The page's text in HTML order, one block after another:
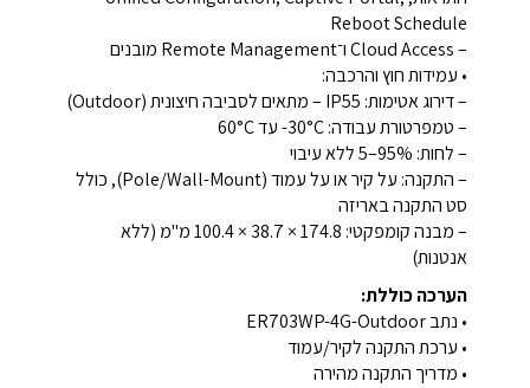
Reboot Schedule
– Cloud Access ו־Remote Management מובנים
• עמידות חוץ והרכבה:
– דירוג אטימות: ‎IP55‎ – מתאים לסביבה חיצונית (Outdoor)
– טמפרטורת עבודה: ‎-30°C עד 60°C‎
– לחות: ‎5–95%‎ ללא עיבוי
– התקנה: על קיר או על עמוד (Pole/Wall-Mount), כולל
סט התקנה באריזה
– מבנה קומפקטי: ‎100.4 × 38.7 × 174.8 מ"מ (ללא
אנטנות)
הערכה כוללת:
• נתב ER703WP-4G-Outdoor
• ערכת התקנה לקיר/עמוד
• מדריך התקנה מהירה